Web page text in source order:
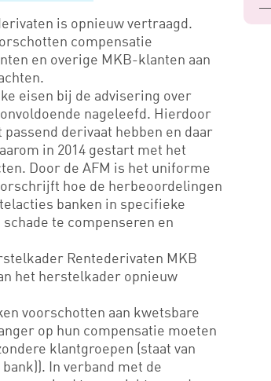
is opnieuw vertraagd.
compensatie
en overige MKB-klanten aan
eisen bij de advisering over
nageleefd. Hierdoor
derivaat hebben en daar
in 2014 gestart met het
Door de AFM is het uniforme
hoe de herbeoordelingen
banken in specifieke
te compenseren en
Rentederivaten MKB
het herstelkader opnieuw
voorschotten aan kwetsbare
op hun compensatie moeten
klantgroepen (staat van
In verband met de